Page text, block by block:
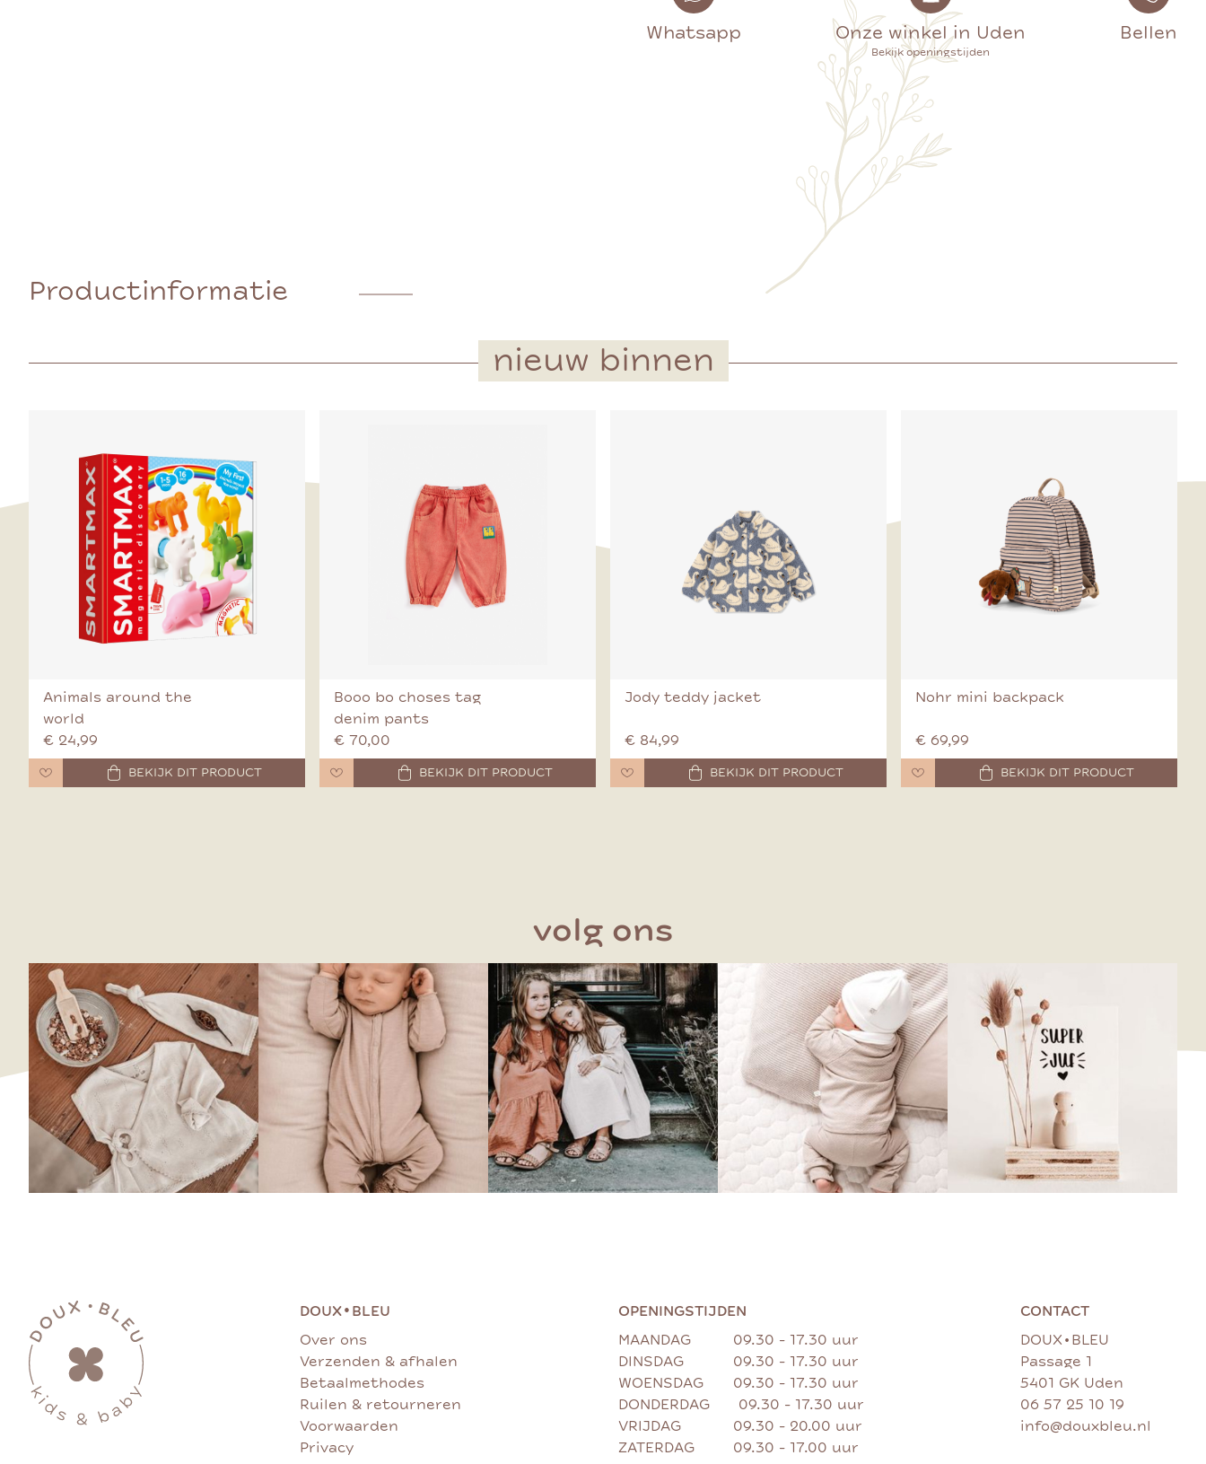
Whatsapp Onze winkel in Uden
Bekijk openingstijden
Bellen
Productinformatie
nieuw binnen
Animals around the
world
€ 24,99
BEKIJK DIT PRODUCT
Booo bo choses tag
denim pants
€ 70,00
BEKIJK DIT PRODUCT
Jody teddy jacket
€ 84,99
BEKIJK DIT PRODUCT
Nohr mini backpack
€ 69,99
BEKIJK DIT PRODUCT
volg ons
DOUX• BLEU
Over ons
Verzenden & afhalen
Betaalmethodes
Ruilen & retourneren
Voorwaarden
Privacy
OPENINGSTIJDEN
MAANDAG
09.30 - 17.30 uur
DINSDAG
09.30 - 17.30 uur
WOENSDAG
09.30 - 17.30 uur
DONDERDAG
09.30 - 17.30 uur
VRIJDAG
09.30 - 20.00 uur
ZATERDAG
09.30 - 17.00 uur
CONTACT
DOUX • BLEU
Passage 1
5401 GK Uden
06 57 25 10 19
info@douxbleu.nl